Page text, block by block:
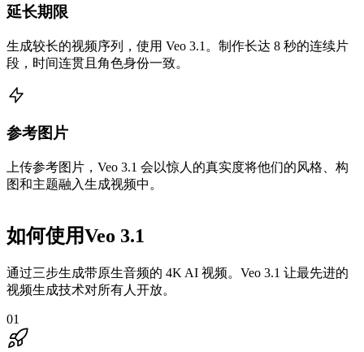
延长期限
生成较长的视频序列，使用 Veo 3.1。制作长达 8 秒的连续片
段，时间连贯且角色身份一致。
参考图片
上传参考图片，Veo 3.1 会以惊人的真实度将他们的风格、构
图和主题融入生成视频中。
如何使用Veo 3.1
通过三步生成带原生音频的 4K AI 视频。Veo 3.1 让最先进的
视频生成技术对所有人开放。
01